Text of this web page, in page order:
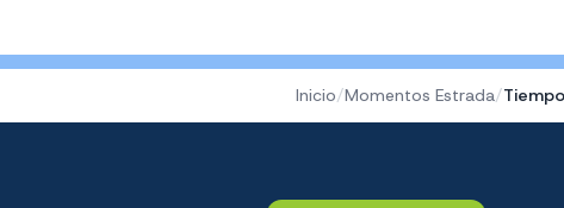
Inicio/Momentos Estrada/